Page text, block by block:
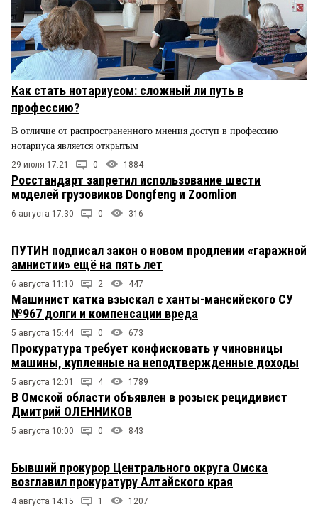
Как стать нотариусом: сложный ли путь в
профессию?
В отличие от распространенного мнения доступ в профессию
нотариуса является открытым
29 июля 17:21 0 1884
Росстандарт запретил использование шести
моделей грузовиков Dongfeng и Zoomlion
6 августа 17:30 0 316
ПУТИН подписал закон о новом продлении «гаражной
амнистии» ещё на пять лет
6 августа 11:10 2 447
Машинист катка взыскал с ханты-мансийского СУ
№967 долги и компенсации вреда
5 августа 15:44 0 673
Прокуратура требует конфисковать у чиновницы
машины, купленные на неподтвержденные доходы
5 августа 12:01 4 1789
В Омской области объявлен в розыск рецидивист
Дмитрий ОЛЕННИКОВ
5 августа 10:00 0 843
Бывший прокурор Центрального округа Омска
возглавил прокуратуру Алтайского края
4 августа 14:15 1 1207